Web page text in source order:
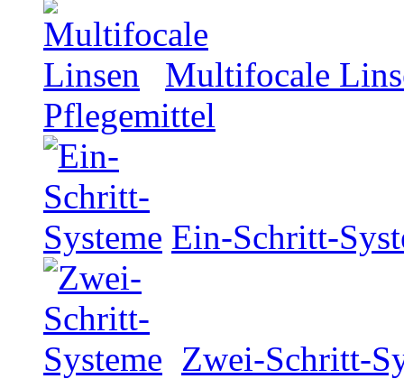
Multifocale
Pflegemittel
Ein-Schritt-
Zwei-Schritt-